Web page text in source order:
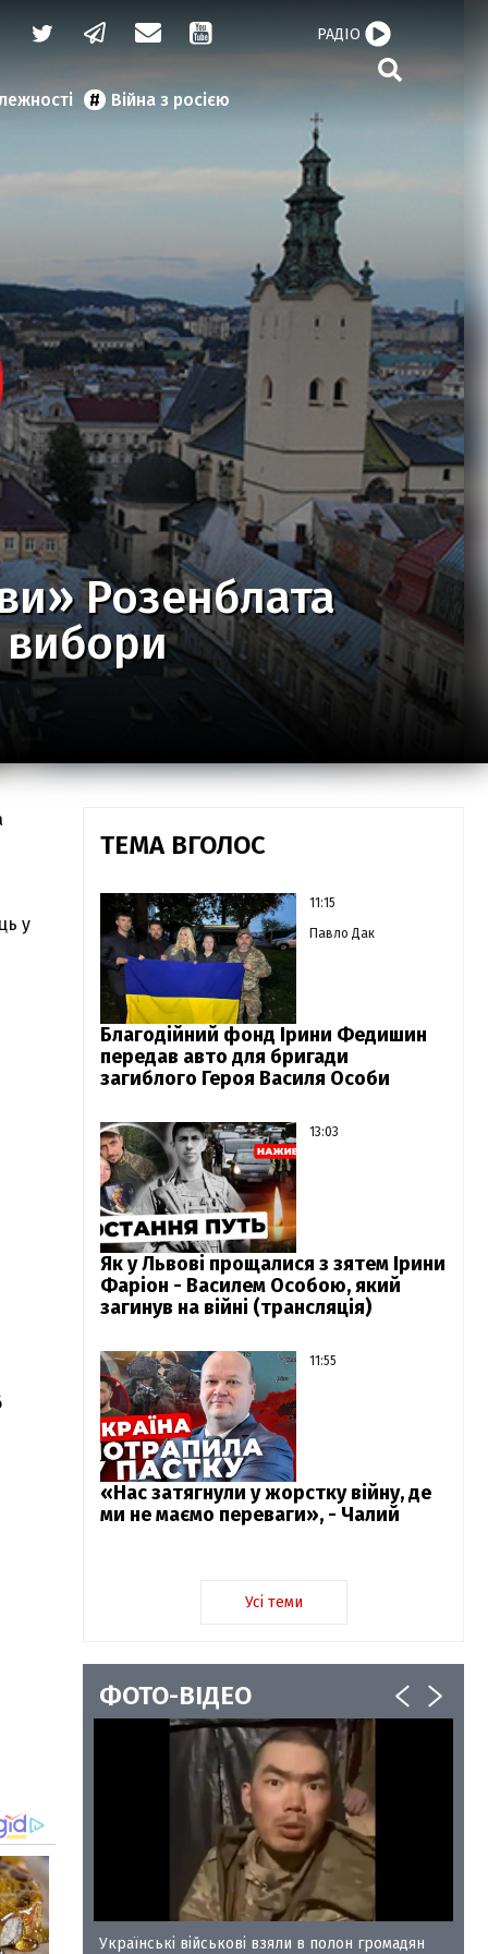
Війна з росією
РАДІО
Розенблата
вибори
у
ТЕМА ВГОЛОС
11:15
Павло Дак
Благодійний фонд Ірини Федишин
передав авто для бригади
загиблого Героя Василя Особи
13:03
Як у Львові прощалися з зятем Ірини
Фаріон - Василем Особою, який
загинув на війні (трансляція)
11:55
«Нас затягнули у жорстку війну, де
ми не маємо переваги», - Чалий
Усі теми
ФОТО-ВІДЕО
35
Українські військові взяли в полон громадян